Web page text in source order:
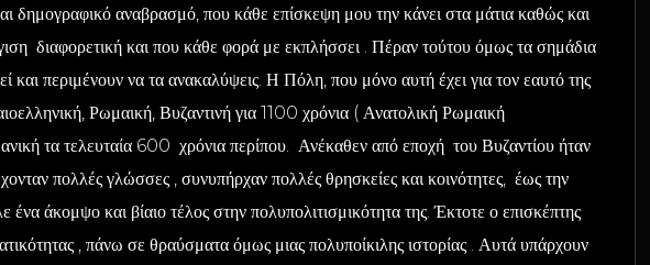
δημογραφικό αναβρασμό, που κάθε επίσκεψη μου την κάνει στα μάτια καθώς και
διαφορετική και που κάθε φορά με εκπλήσσει . Πέραν τούτου όμως τα σημάδια
και περιμένουν να τα ανακαλύψεις. Η Πόλη, που μόνο αυτή έχει για τον εαυτό της
Ρωμαική, Βυζαντινή για 1100 χρόνια ( Ανατολική Ρωμαική
τα τελευταία 600 χρόνια περίπου. Ανέκαθεν από εποχή του Βυζαντίου ήταν
πολλές γλώσσες , συνυπήρχαν πολλές θρησκείες και κοινότητες, έως την
άκομψο και βίαιο τέλος στην πολυπολιτισμικότητα της. Έκτοτε ο επισκέπτης
, πάνω σε θραύσματα όμως μιας πολυποίκιλης ιστορίας . Αυτά υπάρχουν